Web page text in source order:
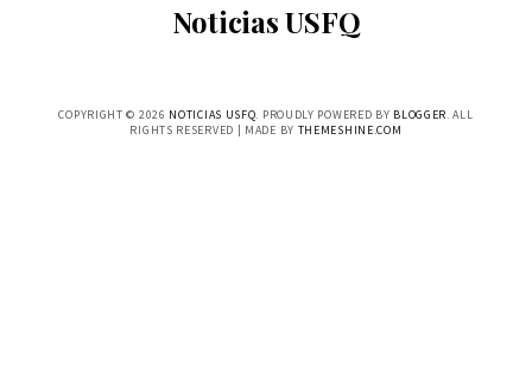
Noticias USFQ
COPYRIGHT © 2026 NOTICIAS USFQ. PROUDLY POWERED BY BLOGGER. ALL
RIGHTS RESERVED | MADE BY THEMESHINE.COM